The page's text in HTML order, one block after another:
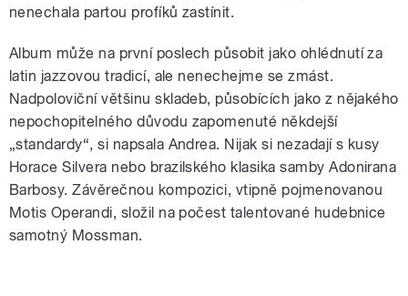
nenechala partou profíků zastínit.
Album může na první poslech působit jako ohlédnutí za
latin jazzovou tradicí, ale nenechejme se zmást.
Nadpoloviční většinu skladeb, působících jako z nějakého
nepochopitelného důvodu zapomenuté někdejší
„standardy“, si napsala Andrea. Nijak si nezadají s kusy
Horace Silvera nebo brazilského klasika samby Adonirana
Barbosy. Závěrečnou kompozici, vtipně pojmenovanou
Motis Operandi, složil na počest talentované hudebnice
samotný Mossman.